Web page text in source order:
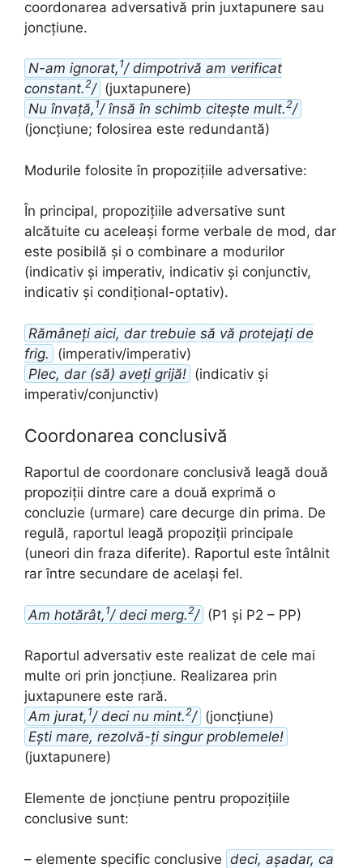
coordonarea adversativă prin juxtapunere sau
joncțiune.
N-am ignorat, 1/ dimpotrivă am verificat
constant.2/ (juxtapunere)
Nu învață, 1/ însă în schimb citește mult.2/
(joncțiune; folosirea este redundantă)
Modurile folosite în propozițiile adversative:
În principal, propozițiile adversative sunt
alcătuite cu aceleași forme verbale de mod, dar
este posibilă și o combinare a modurilor
(indicativ și imperativ, indicativ și conjunctiv,
indicativ și condițional-optativ).
Rămâneți aici, dar trebuie să vă protejați de
frig.
(imperativ/imperativ)
Plec, dar (să) aveți grijă! (indicativ și
imperativ/conjunctiv)
Coordonarea conclusivă
Raportul de coordonare conclusivă leagă două
propoziții dintre care a două exprimă o
concluzie (urmare) care decurge din prima. De
regulă, raportul leagă propoziții principale
(uneori din fraza diferite). Raportul este întâlnit
rar între secundare de același fel.
Am hotărât,1/ deci merg.2/ (P1 și P2 – PP)
Raportul adversativ este realizat de cele mai
multe ori prin joncțiune. Realizarea prin
juxtapunere este rară.
Am jurat, 1/ deci nu mint.2/ (joncțiune)
Ești mare, rezolvă-ți singur problemele!
(juxtapunere)
Elemente de joncțiune pentru propozițiile
conclusive sunt:
– elemente specific conclusive deci, așadar, ca